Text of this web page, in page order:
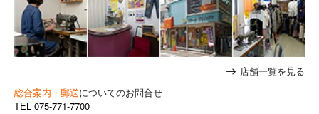
店舗一覧を見る
総合案内・郵送についてのお問合せ
TEL 075-771-7700